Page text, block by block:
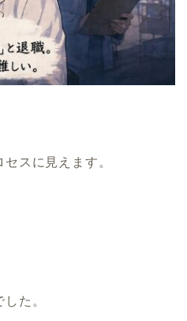
スに見えます。
た。